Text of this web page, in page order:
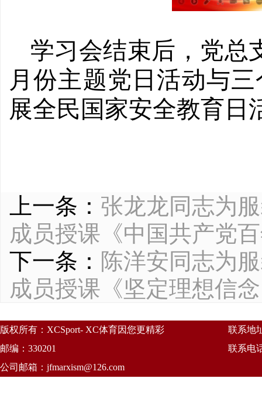
学习会结束后，党总
月份主题党日活动与
展全民国家安全教育日
上一条： 张龙龙同志为
成员授课《中国共产党
下一条： 陈洋安同志为
成员授课《坚定理想信
版权所有：XCSport- XC体育因您更精彩
联系地
邮编：330201
联系电
公司邮箱： jfmarxism@126.com